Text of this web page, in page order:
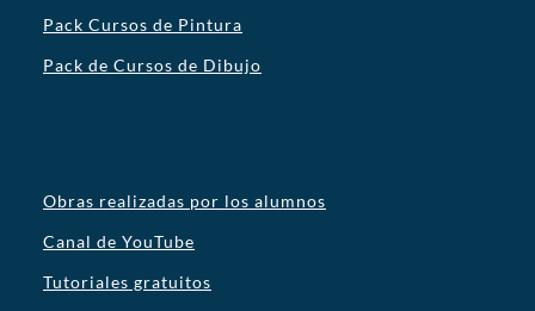
Pack Cursos de Pintura
Pack de Cursos de Dibujo
Obras realizadas por los alumnos
Canal de YouTube
Tutoriales gratuitos